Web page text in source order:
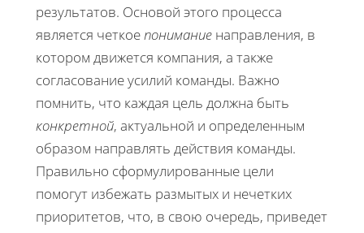
результатов. Основой этого процесса
является четкоепонимание направления, в
котором движется компания, а также
согласование усилий команды. Важно
помнить, что каждая цель должна быть
конкретной, актуальной и определенным
образом направлять действия команды.
Правильно сформулированные цели
помогут избежать размытых и нечетких
приоритетов, что, в свою очередь, приведет